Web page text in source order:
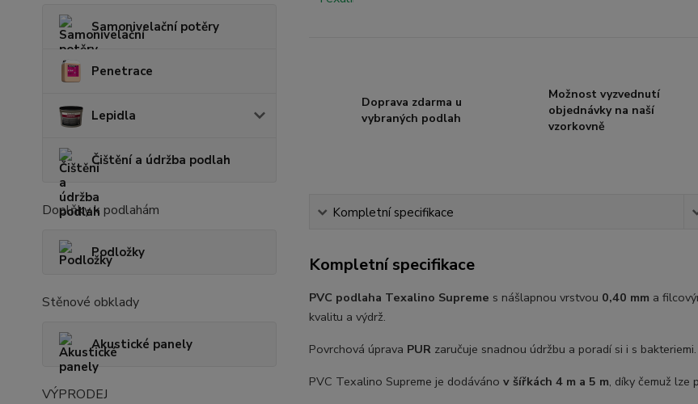
Samonivelační potěry
Penetrace
Lepidla
Čištění a údržba podlah
Doplňky k podlahám
Podložky
Stěnové obklady
Akustické panely
VÝPRODEJ
Doprava zdarma u
vybraných podlah
Možnost vyzvednutí
objednávky na naší
vzorkovně
Kompletní specifikace
Kompletní specifikace
PVC podlaha Texalino Supreme s nášlapnou vrstvou 0,40 mm a
kvalitu a výdrž.
Povrchová úprava PUR zaručuje snadnou údržbu a poradí si i s bakteriemi.
PVC Texalino Supreme je dodáváno v šířkách 4 m a 5 m, díky čemuž lze